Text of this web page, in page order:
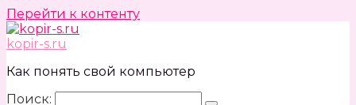
Перейти к контенту
kopir-s.ru
Как понять свой компьютер
Поиск: